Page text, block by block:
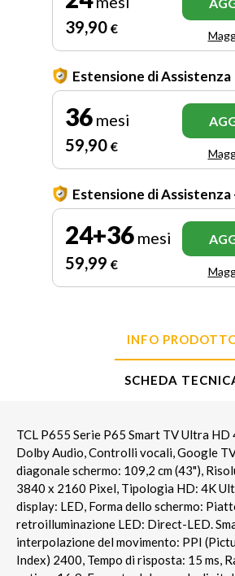
39,90 €
Estensione di Assistenza
36 mesi
59,90 €
Estensione di Assistenza
24+36 mesi
59,99 €
INFO
SCHEDA
TCL P655 Serie P65 Smart TV Ultra
Dolby Audio, Controlli vocali, Google
diagonale schermo: 109,2 cm (43"),
3840 x 2160 Pixel, Tipologia HD: 4K
display: LED, Forma dello schermo:
retroilluminazione LED: Direct-LED.
interpolazione del movimento: PPI
Index) 2400, Tempo di risposta: 15 ms,